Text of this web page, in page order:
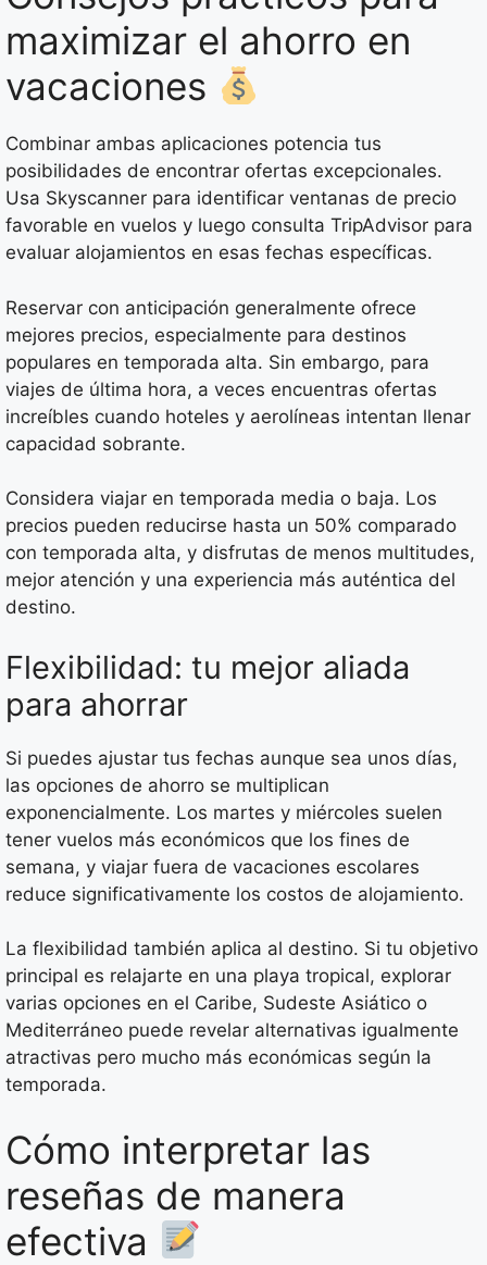
maximizar el ahorro en
vacaciones
Combinar ambas aplicaciones potencia tus
posibilidades de encontrar ofertas excepcionales.
Usa Skyscanner para identificar ventanas de precio
favorable en vuelos y luego consulta TripAdvisor para
evaluar alojamientos en esas fechas específicas.
Reservar con anticipación generalmente ofrece
mejores precios, especialmente para destinos
populares en temporada alta. Sin embargo, para
viajes de última hora, a veces encuentras ofertas
increíbles cuando hoteles y aerolíneas intentan llenar
capacidad sobrante.
Considera viajar en temporada media o baja. Los
precios pueden reducirse hasta un 50% comparado
con temporada alta, y disfrutas de menos multitudes,
mejor atención y una experiencia más auténtica del
destino.
Flexibilidad: tu mejor aliada
para ahorrar
Si puedes ajustar tus fechas aunque sea unos días,
las opciones de ahorro se multiplican
exponencialmente. Los martes y miércoles suelen
tener vuelos más económicos que los fines de
semana, y viajar fuera de vacaciones escolares
reduce significativamente los costos de alojamiento.
La flexibilidad también aplica al destino. Si tu objetivo
principal es relajarte en una playa tropical, explorar
varias opciones en el Caribe, Sudeste Asiático o
Mediterráneo puede revelar alternativas igualmente
atractivas pero mucho más económicas según la
temporada.
Cómo interpretar las
reseñas de manera
efectiva